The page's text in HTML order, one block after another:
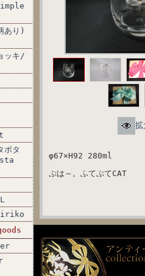
あり)
ッキ/
ボタ
拡
φ67×H92 280ml
ぷは～。ふてぶてCAT